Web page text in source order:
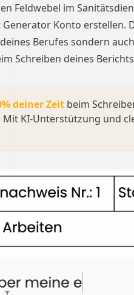
Feldwebel im
Konto erstellen.
Berufes sondern
Schreiben deines
deiner Zeit beim
Mit KI-Unterstützung und